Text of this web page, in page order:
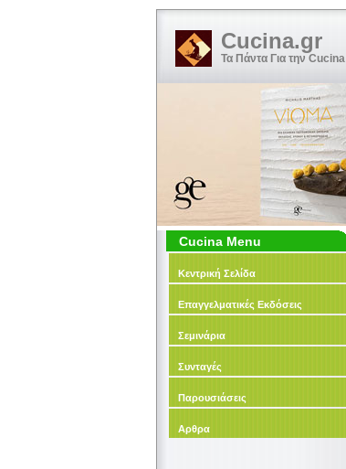
Cucina.gr
Τα Πάντα Για την Cucina
Cucina Menu
Κεντρική Σελίδα
Επαγγελματικές Εκδόσεις
Σεμινάρια
Συνταγές
Παρουσιάσεις
Αρθρα